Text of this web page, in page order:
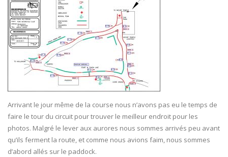
Arrivant le jour même de la course nous n’avons pas eu le temps de
faire le tour du circuit pour trouver le meilleur endroit pour les
photos. Malgré le lever aux aurores nous sommes arrivés peu avant
qu’ils ferment la route, et comme nous avions faim, nous sommes
d’abord allés sur le paddock.